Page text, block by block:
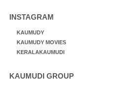
INSTAGRAM
KAUMUDY
KAUMUDY MOVIES
KERALAKAUMUDI
KAUMUDI GROUP